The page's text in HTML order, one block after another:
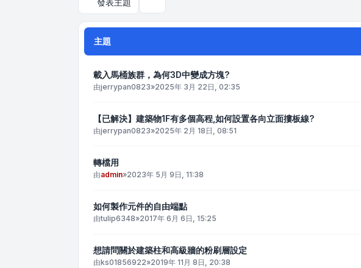
發表主題
主題
載入馬桶族群，為何3D中變成方塊?
由jerrypan0823»2025年 3月 22日, 02:35
【已解決】建築物1F有多個高程,如何設置各向立面摟板線?
由jerrypan0823»2025年 2月 18日, 08:51
轉檔用
由admin»2023年 5月 9日, 11:38
如何製作元件的自由端點
由tulip6348»2017年 6月 6日, 15:25
想請問關於建築柱和高級牆的粉刷層設定
由ks01856922»2019年 11月 8日, 20:38